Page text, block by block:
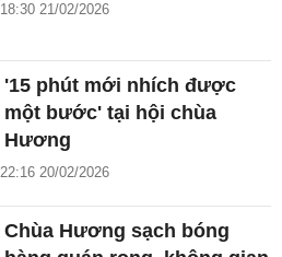
18:30 21/02/2026
'15 phút mới nhích được
một bước' tại hội chùa
Hương
22:16 20/02/2026
Chùa Hương sạch bóng